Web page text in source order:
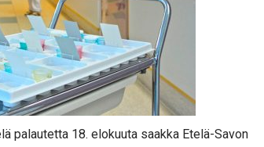
palautetta 18. elokuuta saakka Etelä-Savon